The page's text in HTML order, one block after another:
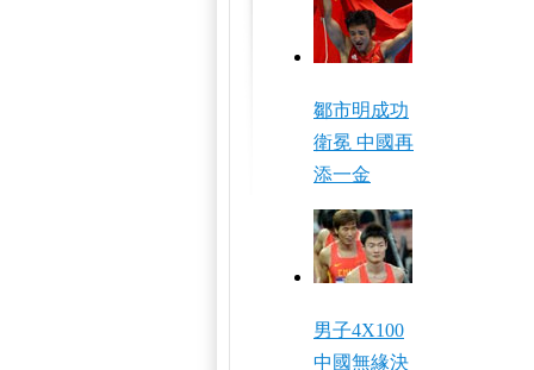
鄒市明成功
衛冕 中國再
添一金
男子4X100
中國無緣決